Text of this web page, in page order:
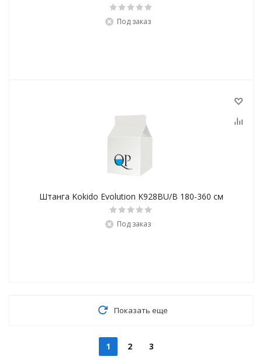
Под заказ
Штанга Kokido Evolution K928BU/B 180-360 см
Под заказ
Показать еще
1 2 3